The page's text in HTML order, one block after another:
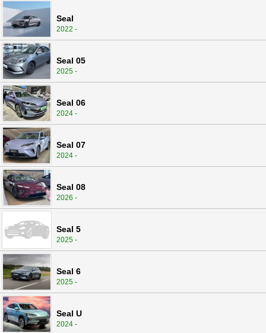
Seal
2022 -
Seal 05
2025 -
Seal 06
2024 -
Seal 07
2024 -
Seal 08
2026 -
Seal 5
2025 -
Seal 6
2025 -
Seal U
2024 -